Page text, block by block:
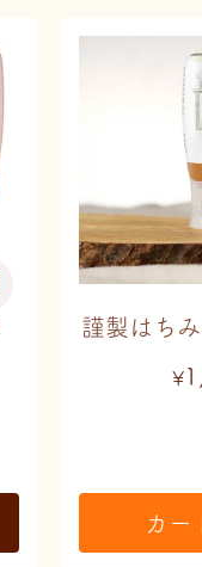
謹製はち
¥
カー